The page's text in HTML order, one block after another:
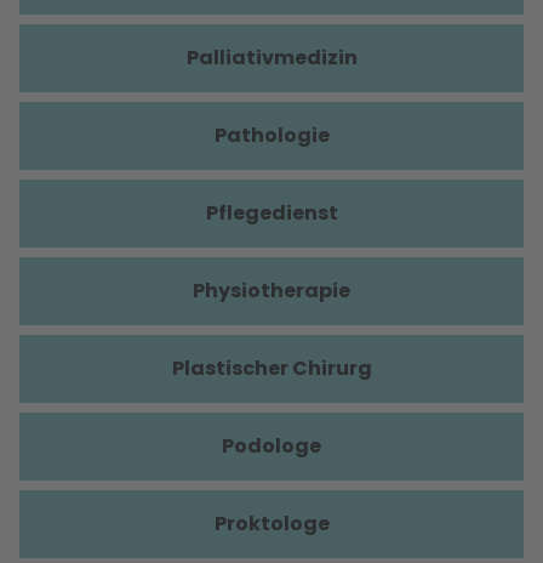
Palliativmedizin
Pathologie
Pflegedienst
Physiotherapie
Plastischer Chirurg
Podologe
Proktologe